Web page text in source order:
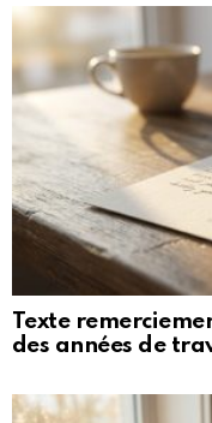
Texte
des années de